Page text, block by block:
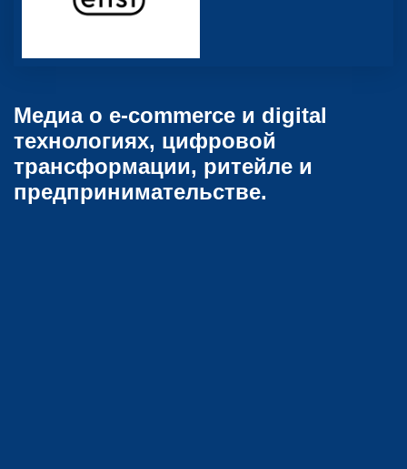
Медиа о e-commerce и digital
технологиях, цифровой
трансформации, ритейле и
предпринимательстве.